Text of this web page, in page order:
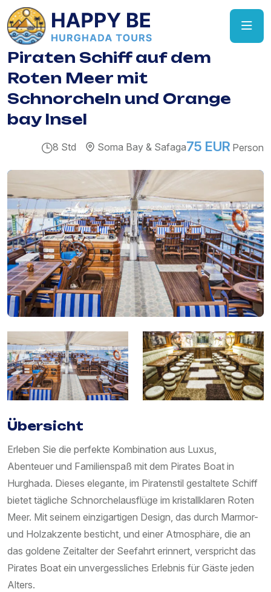
Piraten Schiff auf dem
Roten Meer mit
Schnorcheln und Orange
bay Insel
8 Std Soma Bay & Safaga75 EUR Person
Übersicht
Erleben Sie die perfekte Kombination aus Luxus,
Abenteuer und Familienspaß mit dem Pirates Boat in
Hurghada. Dieses elegante, im Piratenstil gestaltete Schiff
bietet tägliche Schnorchelausflüge im kristallklaren Roten
Meer. Mit seinem einzigartigen Design, das durch Marmor-
und Holzakzente besticht, und einer Atmosphäre, die an
das goldene Zeitalter der Seefahrt erinnert, verspricht das
Pirates Boat ein unvergessliches Erlebnis für Gäste jeden
Alters.